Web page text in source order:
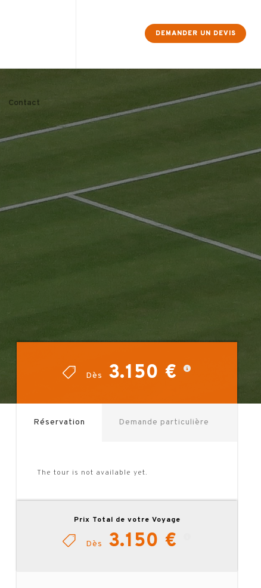
DEMANDER UN DEVIS
Contact
Dès 3.150 €
Dès 3.150 €
Réservation Demande particulière
The tour is not available yet.
Prix Total de votre Voyage
Dès 3.150 €
×